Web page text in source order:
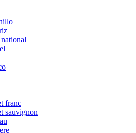
franc
sauvignon